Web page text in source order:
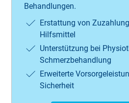
Behandlungen.
Erstattung von
Hilfsmittel
Unterstützung bei
Schmerzbehandlung
Erweiterte
Sicherheit